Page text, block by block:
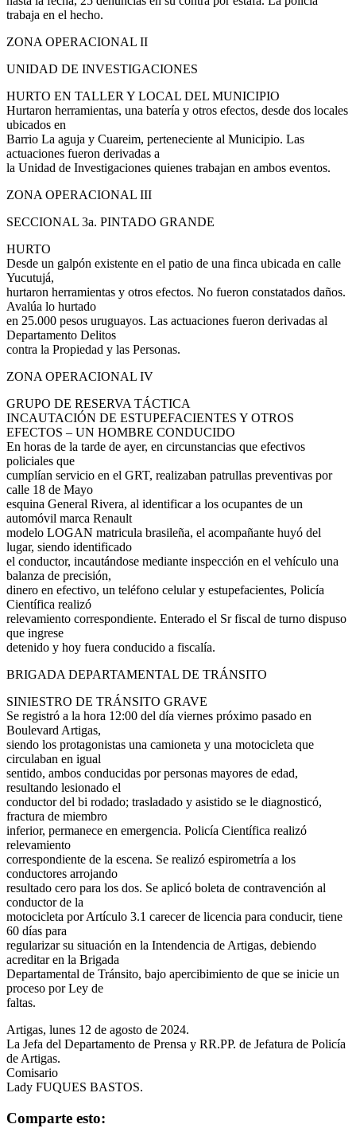
trabaja en el hecho.
ZONA OPERACIONAL II
UNIDAD DE INVESTIGACIONES
HURTO EN TALLER Y LOCAL DEL MUNICIPIO
Hurtaron herramientas, una batería y otros efectos, desde dos locales
ubicados en
Barrio La aguja y Cuareim, perteneciente al Municipio. Las
actuaciones fueron derivadas a
la Unidad de Investigaciones quienes trabajan en ambos eventos.
ZONA OPERACIONAL III
SECCIONAL 3a. PINTADO GRANDE
HURTO
Desde un galpón existente en el patio de una finca ubicada en calle
Yucutujá,
hurtaron herramientas y otros efectos. No fueron constatados daños.
Avalúa lo hurtado
en 25.000 pesos uruguayos. Las actuaciones fueron derivadas al
Departamento Delitos
contra la Propiedad y las Personas.
ZONA OPERACIONAL IV
GRUPO DE RESERVA TÁCTICA
INCAUTACIÓN DE ESTUPEFACIENTES Y OTROS
EFECTOS – UN HOMBRE CONDUCIDO
En horas de la tarde de ayer, en circunstancias que efectivos
policiales que
cumplían servicio en el GRT, realizaban patrullas preventivas por
calle 18 de Mayo
esquina General Rivera, al identificar a los ocupantes de un
automóvil marca Renault
modelo LOGAN matricula brasileña, el acompañante huyó del
lugar, siendo identificado
el conductor, incautándose mediante inspección en el vehículo una
balanza de precisión,
dinero en efectivo, un teléfono celular y estupefacientes, Policía
Científica realizó
relevamiento correspondiente. Enterado el Sr fiscal de turno dispuso
que ingrese
detenido y hoy fuera conducido a fiscalía.
BRIGADA DEPARTAMENTAL DE TRÁNSITO
SINIESTRO DE TRÁNSITO GRAVE
Se registró a la hora 12:00 del día viernes próximo pasado en
Boulevard Artigas,
siendo los protagonistas una camioneta y una motocicleta que
circulaban en igual
sentido, ambos conducidas por personas mayores de edad,
resultando lesionado el
conductor del bi rodado; trasladado y asistido se le diagnosticó,
fractura de miembro
inferior, permanece en emergencia. Policía Científica realizó
relevamiento
correspondiente de la escena. Se realizó espirometría a los
conductores arrojando
resultado cero para los dos. Se aplicó boleta de contravención al
conductor de la
motocicleta por Artículo 3.1 carecer de licencia para conducir, tiene
60 días para
regularizar su situación en la Intendencia de Artigas, debiendo
acreditar en la Brigada
Departamental de Tránsito, bajo apercibimiento de que se inicie un
proceso por Ley de
faltas.
Artigas, lunes 12 de agosto de 2024.
La Jefa del Departamento de Prensa y RR.PP. de Jefatura de Policía
de Artigas.
Comisario
Lady FUQUES BASTOS.
Comparte esto: